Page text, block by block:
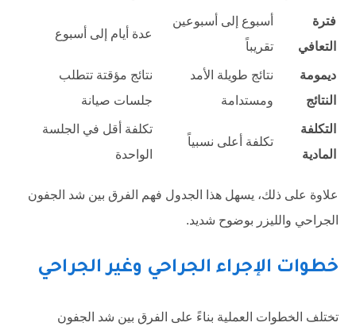
فترة
التعافي
أسبوع إلى أسبوعين
تقريباً
عدة أيام إلى أسبوع
ديمومة
النتائج
نتائج طويلة الأمد
ومستدامة
نتائج مؤقتة تتطلب
جلسات صيانة
التكلفة
المادية
تكلفة أعلى نسبياً
تكلفة أقل في الجلسة
الواحدة
علاوة على ذلك، يسهل هذا الجدول فهم الفرق بين شد الجفون
الجراحي والليزر بوضوح شديد.
خطوات الإجراء الجراحي وغير الجراحي
تختلف الخطوات العملية بناءً على الفرق بين شد الجفون